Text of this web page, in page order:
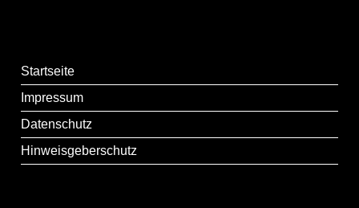
Startseite
Impressum
Datenschutz
Hinweisgeberschutz